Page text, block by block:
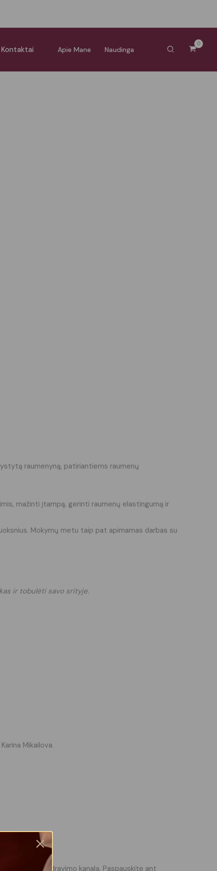
Kontaktai Apie Mane Naudinga Paieška
raumenyną, patiriantiems raumenų
mažinti įtampą, gerinti raumenų elastingumą ir
Mokymų metu taip pat apimamas darbas su
ir tobulėti savo srityje.
Mikailova.
mokymų bendravimo kanalą. Paspauskite ant